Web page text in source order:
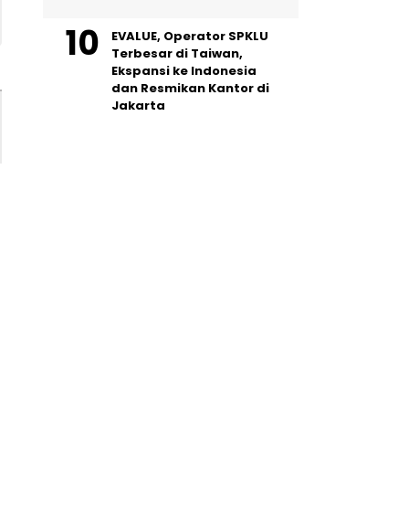
EVALUE, Operator SPKLU
Terbesar di Taiwan,
Ekspansi ke Indonesia
dan Resmikan Kantor di
Jakarta